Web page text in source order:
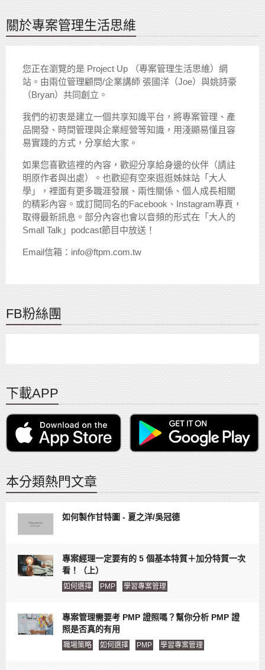
關於專案管理生活思維
您正在瀏覽的是 Project Up （專案管理生活思維）網
站。由兩位管理顧問/企業講師 張國洋（Joe）與姚詩豪
（Bryan）共同創立。
我們的初衷是建立一個共享知識平台，將專案管理、產
品開發、時間管理與企業經營等知識，用淺顯易懂且容
易實踐的方式，分享給大家。
如果您喜歡這裡的內容，歡迎分享給身邊的伙伴（請註
明原作者與出處）。也歡迎有空來逛逛姊妹站「大人
學」，裡面有更多職涯發展、兩性關係、個人成長相關
的精彩內容。或訂閱同名的Facebook、Instagram專頁，
取得最新訊息。部分內容也會以音頻的形式在「大人的
Small Talk」podcast節目中放送！
Email信箱：info@ftpm.com.tw
FB粉絲團
下載APP
本分類熱門文章
如何製作甘特圖 - 夏之洋/吳冠德
專案經理一定要有的 5 個基本特質＋加分特質一次
看！（上）
如何選擇 PMP 學習專案管理
專案管理需要考 PMP 證照嗎？幫你分析 PMP 證
照是否真的有用
職場策略 如何選擇 PMP 學習專案管理